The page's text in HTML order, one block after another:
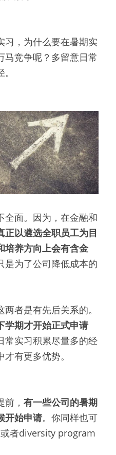
习，为什么要在暑期实
马竞争呢？多留意日常
全面。因为，在金融和
正以遴选全职员工为目
培养方向上会有含金
是为了公司降低成本的
者是有先后关系的。
学期才开始正式申请
常实习积累尽量多的经
有更多优势。
， 有一些公司的暑期
开始申请。你同样也可
者diversity program